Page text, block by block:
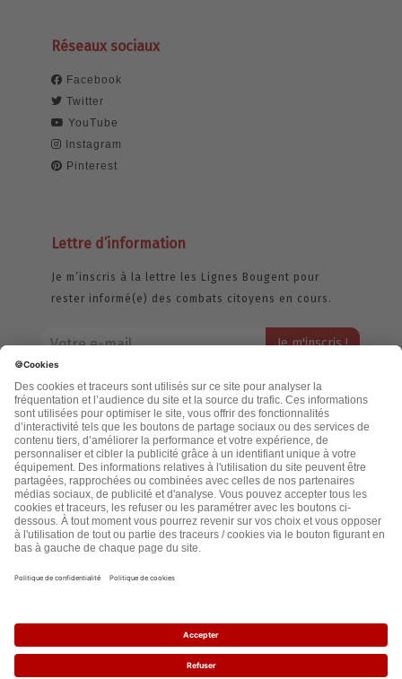
Réseaux sociaux
Facebook
Twitter
YouTube
Instagram
Pinterest
Lettre d’information
Je m’inscris à la lettre les Lignes Bougent pour
rester informé(e) des combats citoyens en cours.
jamais échangée. Pour consulter notre politique de confidentialité,
cliquez ici.
Accueil
Politique de confidentialité
Cookies